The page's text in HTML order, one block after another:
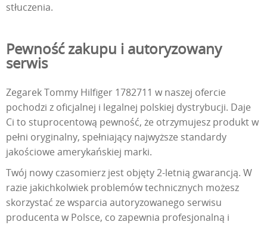
stłuczenia.
Pewność zakupu i autoryzowany
serwis
Zegarek Tommy Hilfiger 1782711 w naszej ofercie
pochodzi z oficjalnej i legalnej polskiej dystrybucji. Daje
Ci to stuprocentową pewność, że otrzymujesz produkt w
pełni oryginalny, spełniający najwyższe standardy
jakościowe amerykańskiej marki.
Twój nowy czasomierz jest objęty 2-letnią gwarancją. W
razie jakichkolwiek problemów technicznych możesz
skorzystać ze wsparcia autoryzowanego serwisu
producenta w Polsce, co zapewnia profesjonalną i